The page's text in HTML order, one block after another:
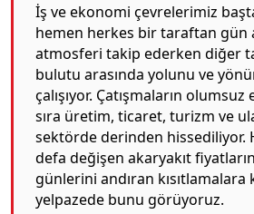
İş ve ekonomi çevrelerimiz
hemen herkes bir taraftan gün
atmosferi takip ederken diğer
bulutu arasında yolunu ve
çalışıyor. Çatışmaların
sıra üretim, ticaret, turizm ve
sektörde derinden hissediliyor.
defa değişen akaryakıt
günlerini andıran
yelpazede bunu görüyoruz.